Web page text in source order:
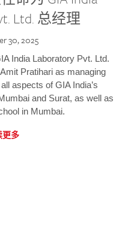
Ltd. 总经理
30, 2025
India Laboratory Pvt. Ltd.
Pratihari as managing
aspects of GIA India’s
and Surat, as well as
in Mumbai.
更多